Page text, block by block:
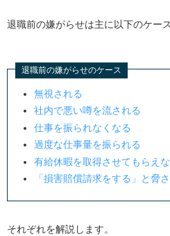
明日から出社しないで退職
まとめ
退職前の嫌がらせは主に以下のケー
退職前の嫌がらせのケース
無視される
社内で悪い噂を流される
仕事を振られなくなる
過度な仕事量を振られる
有給休暇を取得させてもらえ
「損害賠償請求をする」と脅
それぞれを解説します。